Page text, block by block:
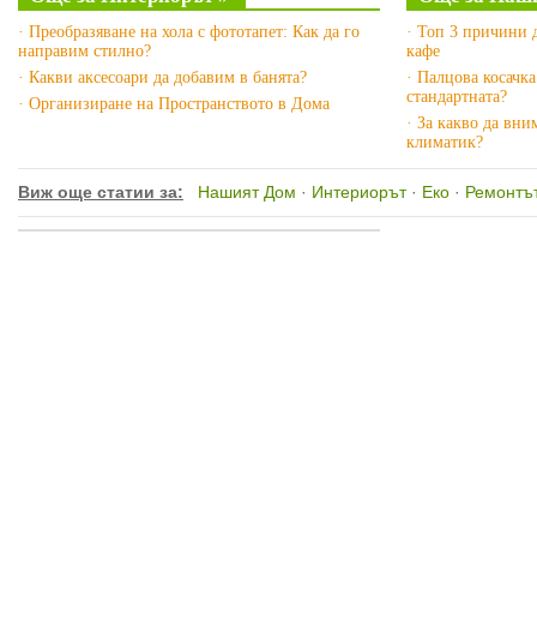
· Преобразяване на хола с фототапет: Как да го
направим стилно?
· Какви аксесоари да добавим в банята?
· Организиране на Пространството в Дома
· Топ 3 причини
кафе
· Палцова
стандартната?
· За какво да
климатик?
Виж още статии за: Нашият Дом · Интериорът· Еко ·